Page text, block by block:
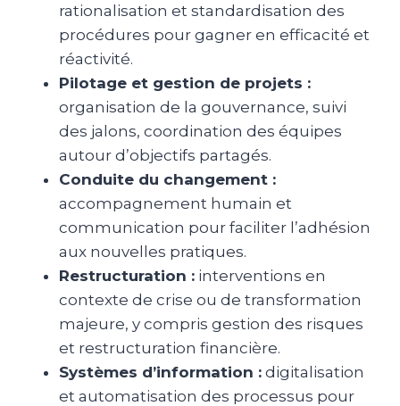
rationalisation et standardisation des
procédures pour gagner en efficacité et
réactivité.
Pilotage et gestion de projets :
organisation de la gouvernance, suivi
des jalons, coordination des équipes
autour d’objectifs partagés.
Conduite du changement :
accompagnement humain et
communication pour faciliter l’adhésion
aux nouvelles pratiques.
Restructuration : interventions en
contexte de crise ou de transformation
majeure, y compris gestion des risques
et restructuration financière.
Systèmes d’information : digitalisation
et automatisation des processus pour